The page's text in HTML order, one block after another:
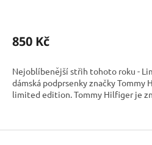
850 Kč
Nejoblíbenější střih tohoto roku -
dámská podprsenky značky Tommy
limited edition. Tommy Hilfiger je
Z